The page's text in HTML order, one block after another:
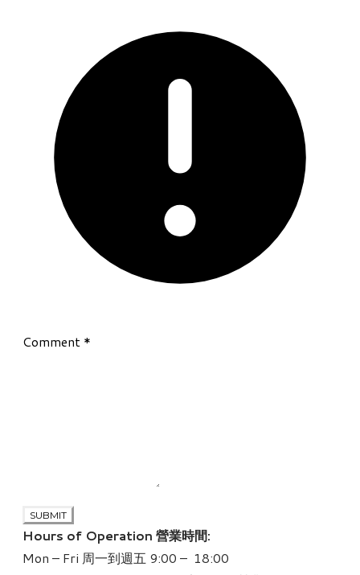
Comment *
SUBMIT
Hours of Operation 營業時間:
Mon – Fri 周一到週五 9:00 – 18:00